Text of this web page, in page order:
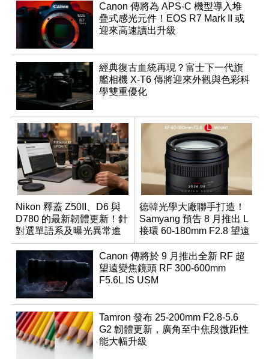
Canon 傳將為 APS-C 機型導入堆
疊式感光元件！EOS R7 Mark II 或
迎來高速讀出升級
經典復古血統再現？富士下一代旗
艦相機 X-T6 傳將迎來外觀與色彩科
學雙重優化
Nikon 釋蓋 Z50II、D6 與
D780 的最新韌體更新！針
對選單語系及曝光異常進
行修復
德韓光學大廠聯手打造！
Samyang 預告 8 月推出 L
接環 60-180mm F2.8 望遠
變焦鏡
Canon 傳將於 9 月推出全新 RF 超
望遠變焦鏡頭 RF 300-600mm
F5.6L IS USM
Tamron 發布 25-200mm F2.8-5.6
G2 韌體更新，廣角至中焦段微距性
能大幅升級